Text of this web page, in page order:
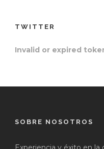
TWITTER
Invalid or expired
SOBRE NOSOTROS